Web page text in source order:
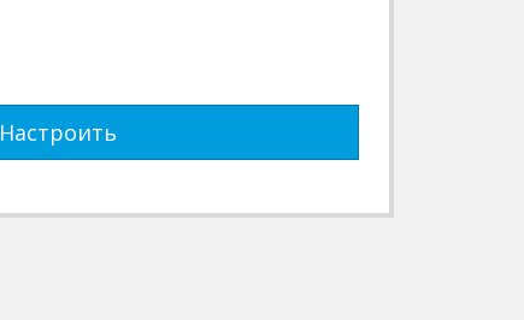
Настроить